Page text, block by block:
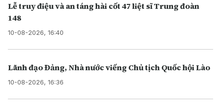
Lễ truy điệu và an táng hài cốt 47 liệt sĩ Trung đoàn
148
10-08-2026, 16:40
Lãnh đạo Đảng, Nhà nước viếng Chủ tịch Quốc hội Lào
10-08-2026, 16:36